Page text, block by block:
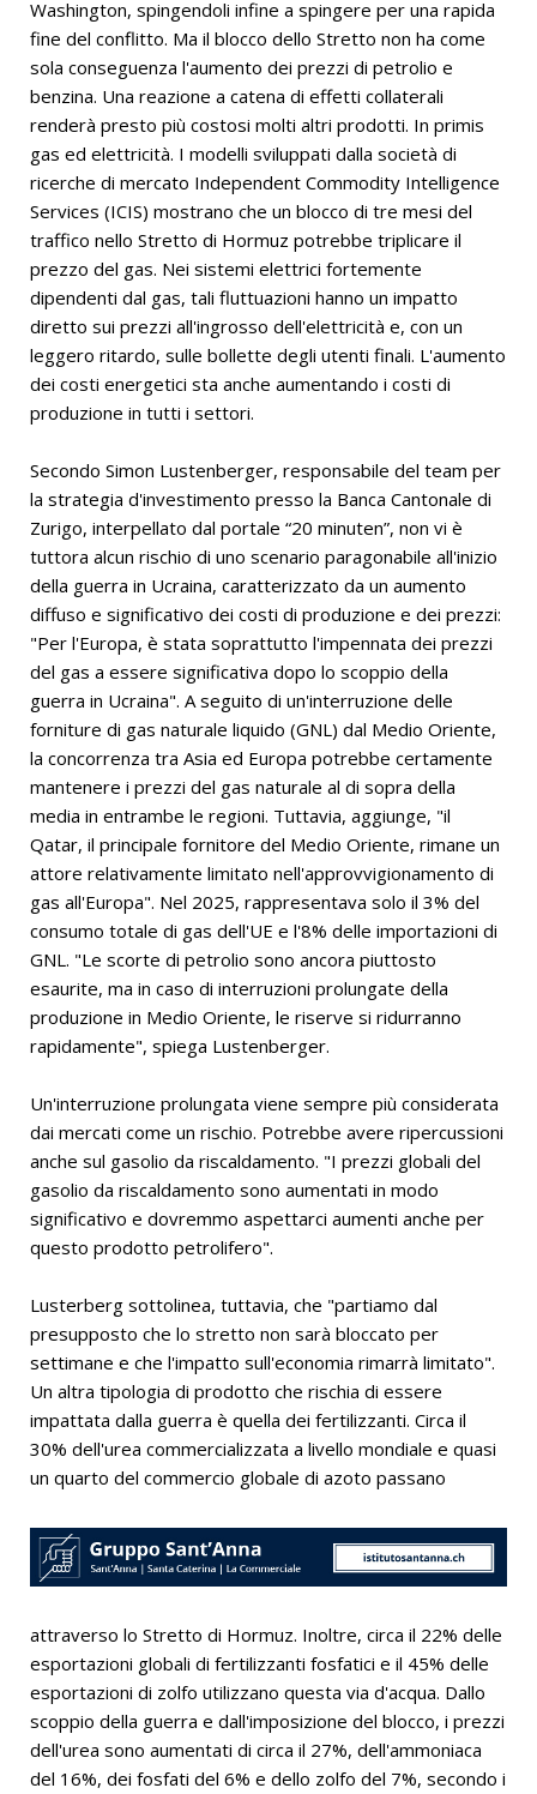
Washington, spingendoli infine a spingere per una rapida
fine del conflitto. Ma il blocco dello Stretto non ha come
sola conseguenza l'aumento dei prezzi di petrolio e
benzina. Una reazione a catena di effetti collaterali
renderà presto più costosi molti altri prodotti. In primis
gas ed elettricità. I modelli sviluppati dalla società di
ricerche di mercato Independent Commodity Intelligence
Services (ICIS) mostrano che un blocco di tre mesi del
traffico nello Stretto di Hormuz potrebbe triplicare il
prezzo del gas. Nei sistemi elettrici fortemente
dipendenti dal gas, tali fluttuazioni hanno un impatto
diretto sui prezzi all'ingrosso dell'elettricità e, con un
leggero ritardo, sulle bollette degli utenti finali. L'aumento
dei costi energetici sta anche aumentando i costi di
produzione in tutti i settori.
Secondo Simon Lustenberger, responsabile del team per
la strategia d'investimento presso la Banca Cantonale di
Zurigo, interpellato dal portale “20 minuten”, non vi è
tuttora alcun rischio di uno scenario paragonabile all'inizio
della guerra in Ucraina, caratterizzato da un aumento
diffuso e significativo dei costi di produzione e dei prezzi:
"Per l'Europa, è stata soprattutto l'impennata dei prezzi
del gas a essere significativa dopo lo scoppio della
guerra in Ucraina". A seguito di un'interruzione delle
forniture di gas naturale liquido (GNL) dal Medio Oriente,
la concorrenza tra Asia ed Europa potrebbe certamente
mantenere i prezzi del gas naturale al di sopra della
media in entrambe le regioni. Tuttavia, aggiunge, "il
Qatar, il principale fornitore del Medio Oriente, rimane un
attore relativamente limitato nell'approvvigionamento di
gas all'Europa". Nel 2025, rappresentava solo il 3% del
consumo totale di gas dell'UE e l'8% delle importazioni di
GNL. "Le scorte di petrolio sono ancora piuttosto
esaurite, ma in caso di interruzioni prolungate della
produzione in Medio Oriente, le riserve si ridurranno
rapidamente", spiega Lustenberger.
Un'interruzione prolungata viene sempre più considerata
dai mercati come un rischio. Potrebbe avere ripercussioni
anche sul gasolio da riscaldamento. "I prezzi globali del
gasolio da riscaldamento sono aumentati in modo
significativo e dovremmo aspettarci aumenti anche per
questo prodotto petrolifero".
Lusterberg sottolinea, tuttavia, che "partiamo dal
presupposto che lo stretto non sarà bloccato per
settimane e che l'impatto sull'economia rimarrà limitato".
Un altra tipologia di prodotto che rischia di essere
impattata dalla guerra è quella dei fertilizzanti. Circa il
30% dell'urea commercializzata a livello mondiale e quasi
un quarto del commercio globale di azoto passano
attraverso lo Stretto di Hormuz. Inoltre, circa il 22% delle
esportazioni globali di fertilizzanti fosfatici e il 45% delle
esportazioni di zolfo utilizzano questa via d'acqua. Dallo
scoppio della guerra e dall'imposizione del blocco, i prezzi
dell'urea sono aumentati di circa il 27%, dell'ammoniaca
del 16%, dei fosfati del 6% e dello zolfo del 7%, secondo i